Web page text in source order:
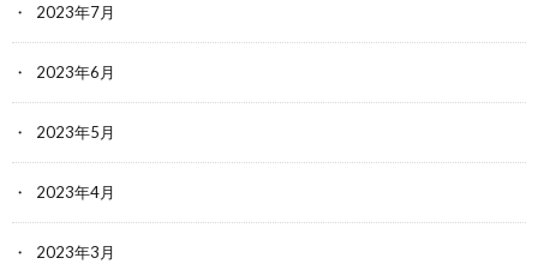
2023年7月
2023年6月
2023年5月
2023年4月
2023年3月